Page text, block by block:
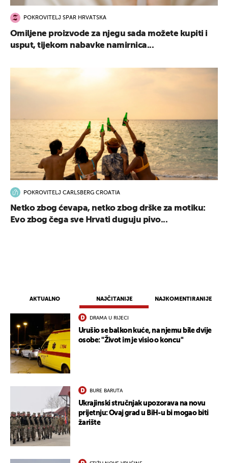
AKTUALNO NAJČITANIJE NAJKOMENTIRANIJE
DRAMA U RIJECI
Urušio se balkon kuće, na njemu bile dvije
osobe: "Život im je visio o koncu"
BURE BARUTA
Ukrajinski stručnjak upozorava na novu
prijetnju: Ovaj grad u BiH-u bi mogao biti
žarište
POKROVITELJ SPAR HRVATSKA
Omiljene proizvode za njegu sada možete kupiti i
usput, tijekom nabavke namirnica...
POKROVITELJ CARLSBERG CROATIA
Netko zbog ćevapa, netko zbog drške za motiku:
Evo zbog čega sve Hrvati duguju pivo...